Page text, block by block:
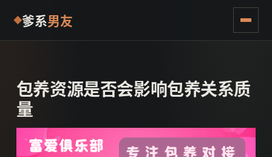
爹系男友
包养资源是否会影响包养关系质
量